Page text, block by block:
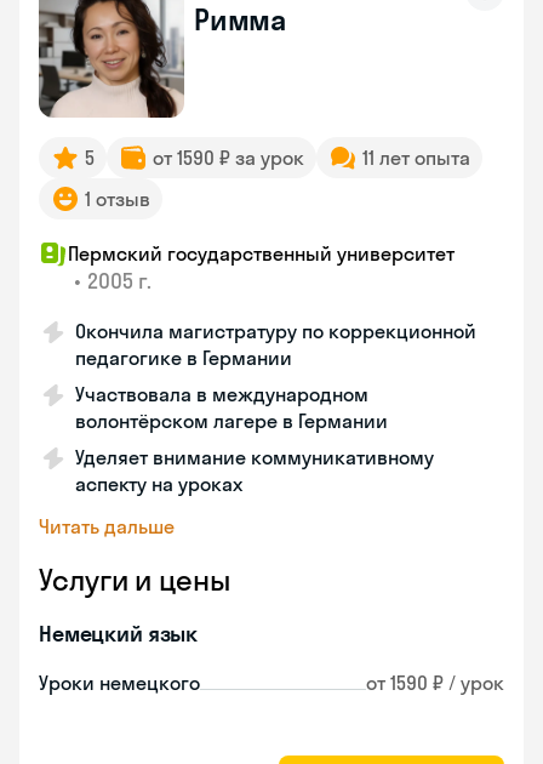
Римма
5 от 1590 ₽ за урок
11 лет опыта
1 отзыв
Пермский государственный университет
• 2005 г.
Окончила магистратуру по коррекционной
педагогике в Германии
Участвовала в международном
волонтёрском лагере в Германии
Уделяет внимание коммуникативному
аспекту на уроках
Читать дальше
Услуги и цены
Немецкий язык
Уроки немецкого от 1590 ₽ / урок